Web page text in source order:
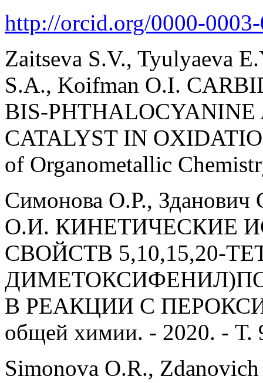
http://orcid.org/0000-
Zaitseva S.V., Tyulyaeva
S.A., Koifman O.I.
BIS-
CATALYST IN
of Organometallic
Симонова О.Р.,
О.И. КИНЕТИЧЕСКИЕ
СВОЙСТВ 5,10,15,20-
В РЕАКЦИИ С
общей химии. - 2020. -
Simonova O.R.,